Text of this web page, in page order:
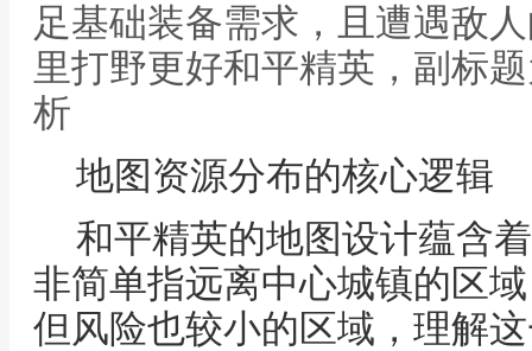
足基础装备需求，且遭遇敌
里打野更好和平精英，副标
析
地图资源分布的核心逻辑
和平精英的地图设计蕴含
非简单指远离中心城镇的区
但风险也较小的区域，理解